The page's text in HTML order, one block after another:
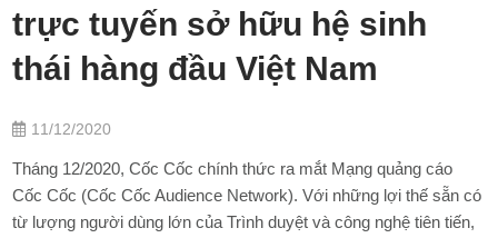
trực tuyến sở hữu hệ sinh
thái hàng đầu Việt Nam
11/12/2020
Tháng 12/2020, Cốc Cốc chính thức ra mắt Mạng quảng cáo
Cốc Cốc (Cốc Cốc Audience Network). Với những lợi thế sẵn có
từ lượng người dùng lớn của Trình duyệt và công nghệ tiên tiến,